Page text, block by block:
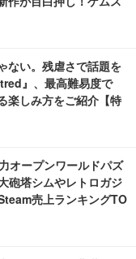
ない。残虐さで話題を
』、最高難易度で
楽しみ方をご紹介【特
オープンワールドパズ
砲塔シムやレトロガジ
売上ランキングTO